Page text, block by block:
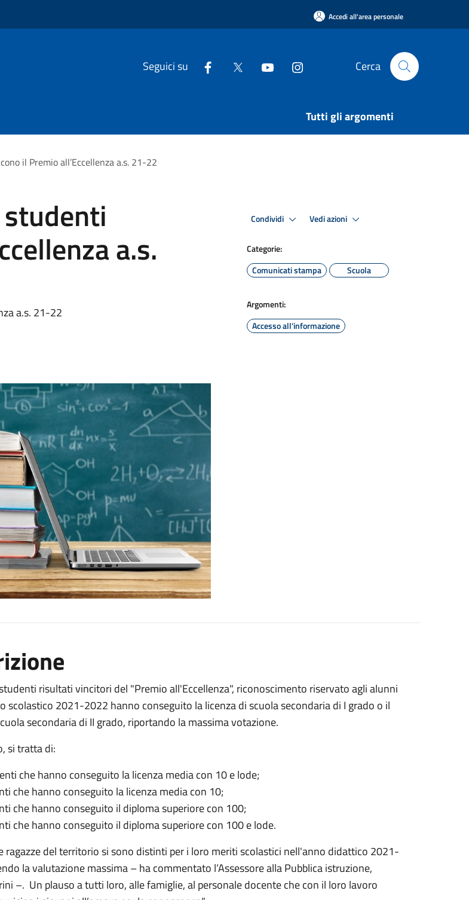
Accedi all'area personale
Seguici su Cerca
Tutti gli argomenti
il Premio all’Eccellenza a.s. 21-22
studenti
a.s.
a.s. 21-22
Condividi Vedi azioni
Categorie:
Comunicati stampa
Scuola
Argomenti:
Accesso all'informazione
risultati vincitori del "Premio all'Eccellenza", riconoscimento riservato agli alunni
scolastico 2021-2022 hanno conseguito la licenza di scuola secondaria di I grado o il
secondaria di II grado, riportando la massima votazione.
si tratta di:
che hanno conseguito la licenza media con 10 e lode;
che hanno conseguito la licenza media con 10;
che hanno conseguito il diploma superiore con 100;
che hanno conseguito il diploma superiore con 100 e lode.
ragazze del territorio si sono distinti per i loro meriti scolastici nell'anno didattico 2021-
la valutazione massima – ha commentato l’Assessore alla Pubblica istruzione,
–. Un plauso a tutti loro, alle famiglie, al personale docente che con il loro lavoro